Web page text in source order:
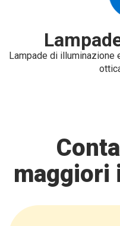
Lampade di illuminazione
maggiori